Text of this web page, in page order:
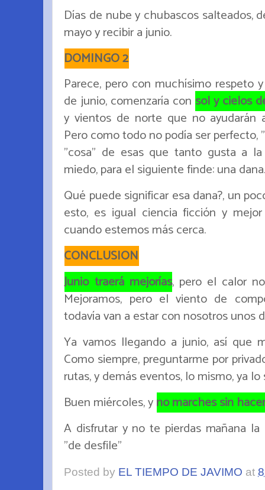
Días de nube y chubascos salteados,
mayo y recibir a junio.
DOMINGO 2
Parece, pero con muchísimo respeto
de junio, comenzaría con sol y cielos
y vientos de norte que no ayudarán
Pero como todo no podía ser
"cosa" de esas que tanto gusta a
miedo, para el siguiente finde: una
Qué puede significar esa dana?, un
esto, es igual ciencia ficción y
cuando estemos más cerca.
CONCLUSION
Junio traerá mejorías, pero el calor
Mejoramos, pero el viento de
todavía van a estar con nosotros unos
Ya vamos llegando a junio, así que
Como siempre, preguntarme por
rutas, y demás eventos, lo mismo, ya
Buen miércoles, yno marches sin
A disfrutar y no te pierdas mañana
"de desfile"
Posted by EL TIEMPO DE JAVIMO at